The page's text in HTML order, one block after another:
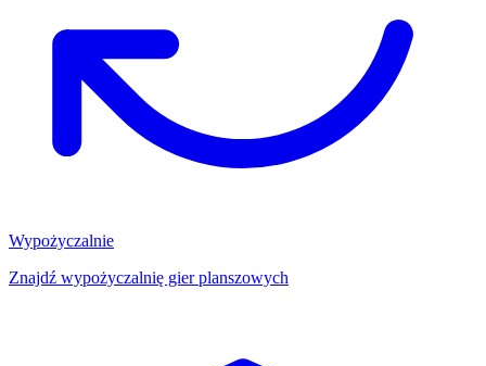
Wypożyczalnie
Znajdź wypożyczalnię gier planszowych